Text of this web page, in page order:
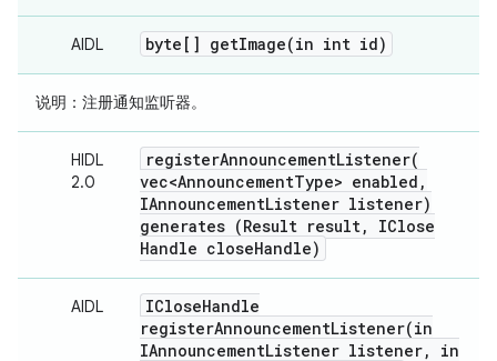
AIDL byte[] getImage(in int id)
说明 ：注册通知监听器。
HIDL
2.0
registerAnnouncementListener(
vec<AnnouncementType> enabled ,
IAnnouncementListener listener)
generates (Result result,
IClose
Handle closeHandle)
AIDL ICloseHandle
registerAnnouncementListener(in
IAnnouncementListener listener,
in